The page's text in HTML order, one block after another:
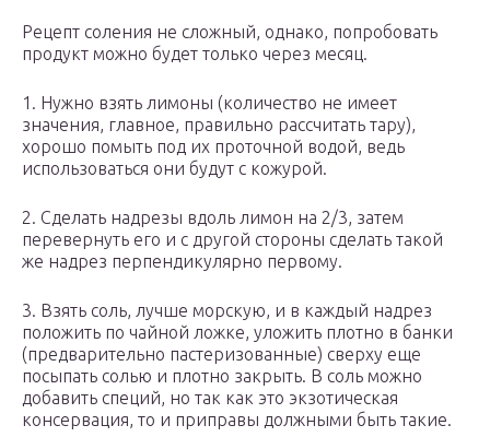
Рецепт соления не сложный, однако, попробовать
продукт можно будет только через месяц.
1. Нужно взять лимоны (количество не имеет
значения, главное, правильно рассчитать тару),
хорошо помыть под их проточной водой, ведь
использоваться они будут с кожурой.
2. Сделать надрезы вдоль лимон на 2/3, затем
перевернуть его и с другой стороны сделать такой
же надрез перпендикулярно первому.
3. Взять соль, лучше морскую, и в каждый надрез
положить по чайной ложке, уложить плотно в банки
(предварительно пастеризованные) сверху еще
посыпать солью и плотно закрыть. В соль можно
добавить специй, но так как это экзотическая
консервация, то и приправы должными быть такие.